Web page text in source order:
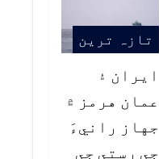
تازہ ترین
ايران ۽
عمان هرمز ۾
جهاز رانيءَ
جي رستي جي